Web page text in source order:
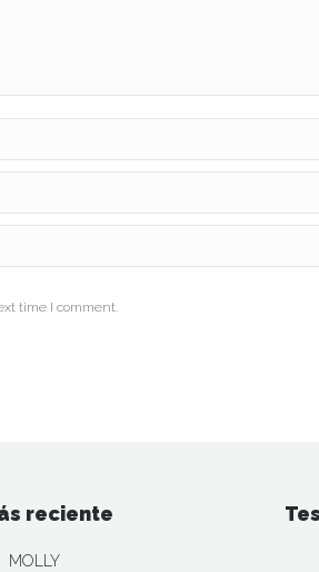
time I comment.
reciente
MOLLY